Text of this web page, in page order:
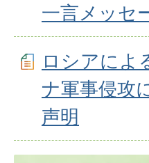
一言メッセ
ロシアによ
ナ軍事侵攻
声明